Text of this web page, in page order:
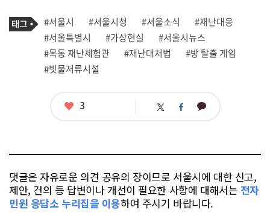
기
사
관
련
태
그
태
그
#서울시 #서울시청 #서울소식
#재난대응
#서울특별시
#가상현실
#서울시뉴스
#목동 재난체험관
#재난대처법
#방 탈출 게임
#빗물저류시설
좋
3 트 페 카
댓글은 자유로운 의견 공유의 장이므로 서울시에 대한 신고,
제안, 건의 등 답변이나 개선이 필요한 사항에 대해서는 전자
민원 응답소 누리집을 이용하여 주시기 바랍니다.